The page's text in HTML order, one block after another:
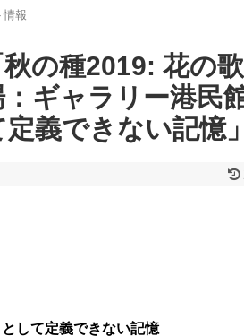
情報
秋の種2019: 花の
ギャラリー港民
義できない記憶
して定義できない記憶